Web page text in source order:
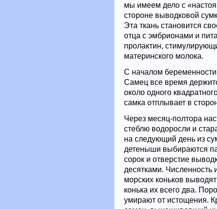
мы имеем дело с
стороне выводковой
Эта ткань становится
отца с эмбрионами и
пролактин,
материнского молока.
С началом
Самец все время
около одного
самка отплывает в
Через месяц-полтора
стеблю водоросли и
на следующий день из
детеныши выбираются
сорок и отверстие
десятками. Численность
морских коньков
конька их всего два.
умирают от истощения.